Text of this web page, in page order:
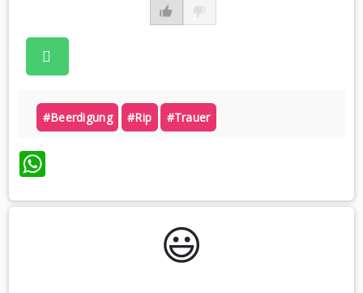
#beerdigung #rip #trauer
WhatsApp
😃️